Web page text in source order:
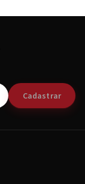
Cadastrar